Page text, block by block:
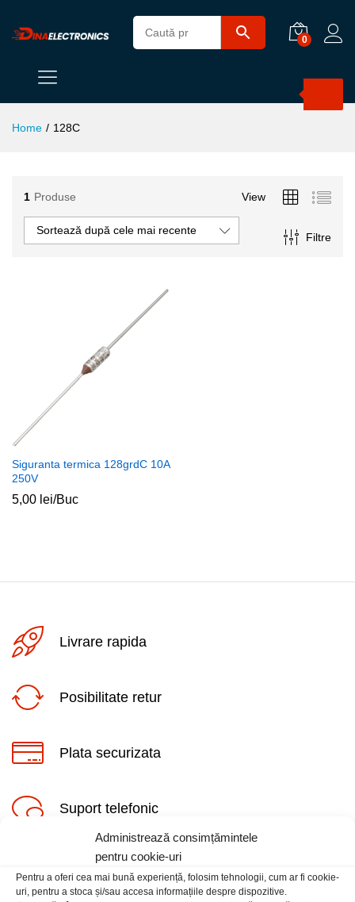
Administrează consimțămintele
pentru cookie-uri
Pentru a oferi cea mai bună experiență, folosim tehnologii, cum ar fi cookie-
uri, pentru a stoca și/sau accesa informațiile despre dispozitive.
0
Home / 128C
1 Produse View
Filtre
Sortează după cele mai recente
Siguranta termica 128grdC 10A
250V
5,00 lei/Buc
Livrare rapida
Posibilitate retur
Plata securizata
Suport telefonic